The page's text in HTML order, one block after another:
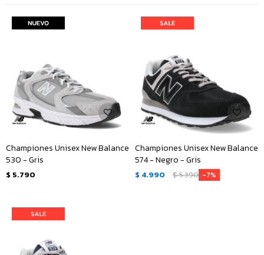
Championes Unisex New Balance
530 - Gris
$ 5.790
Championes Unisex New Balance
574 - Negro - Gris
$ 4.990 $5.390 7